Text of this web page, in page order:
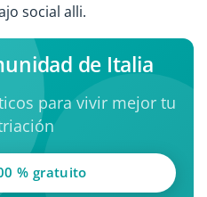
social alli.
de Italia
para vivir mejor tu
% gratuito